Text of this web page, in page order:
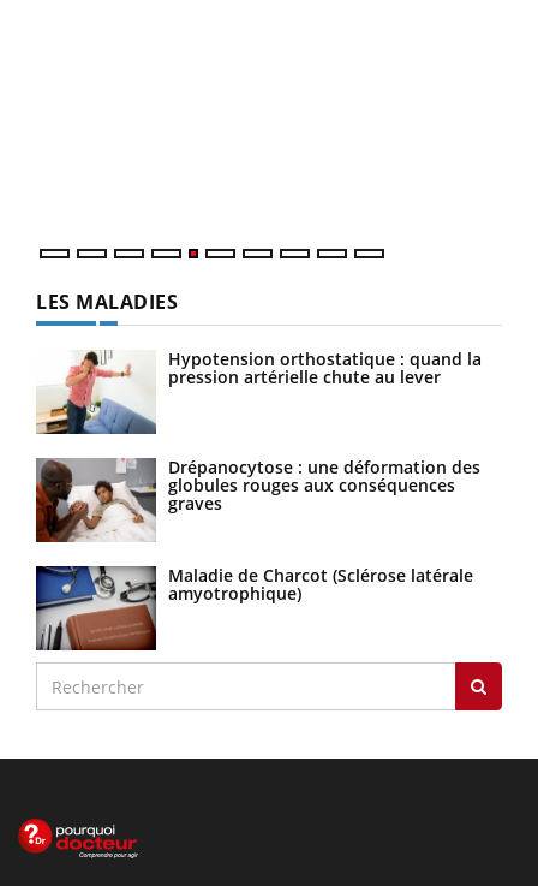
LES MALADIES
Hypotension orthostatique : quand la
pression artérielle chute au lever
Drépanocytose : une déformation des
globules rouges aux conséquences
graves
Maladie de Charcot (Sclérose latérale
amyotrophique)